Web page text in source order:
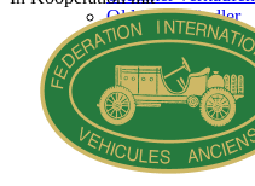
Oldtimer Händler